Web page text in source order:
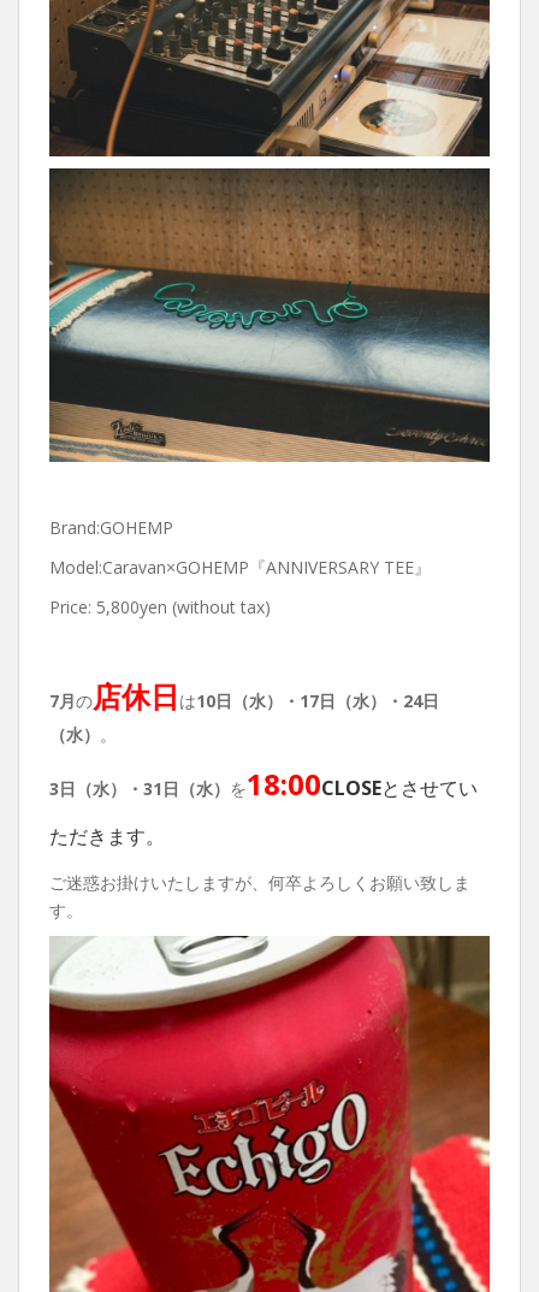
Brand:GOHEMP
Model:Caravan×GOHEMP『ANNIVERSARY TEE』
Price: 5,800yen (without tax)
7月の店休日 は10日（水）・17日（水）・24日
（水） 。
3日（水）・31日（水） を18:00CLOSEとさせてい
ただきます。
ご迷惑お掛けいたしますが、何卒よろしくお願い致しま
す。